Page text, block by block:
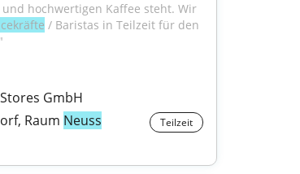
und hochwertigen Kaffee steht. Wir
/ Baristas in Teilzeit für den
GmbH
Raum Neuss Teilzeit